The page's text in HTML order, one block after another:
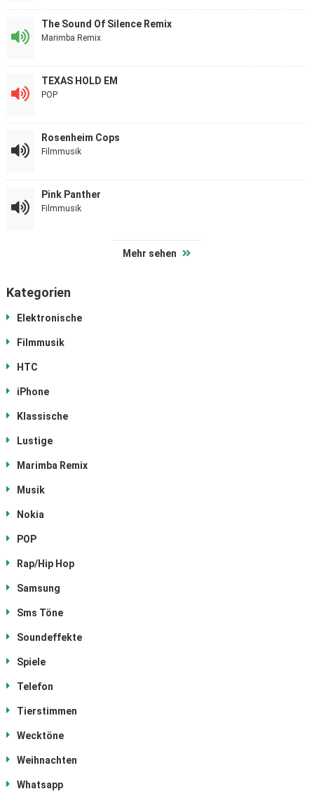
The Sound Of Silence Remix
Marimba Remix
TEXAS HOLD EM
POP
Rosenheim Cops
Filmmusik
Pink Panther
Filmmusik
Mehr sehen
Kategorien
Elektronische
Filmmusik
HTC
iPhone
Klassische
Lustige
Marimba Remix
Musik
Nokia
POP
Rap/Hip Hop
Samsung
Sms Töne
Soundeffekte
Spiele
Telefon
Tierstimmen
Wecktöne
Weihnachten
Whatsapp